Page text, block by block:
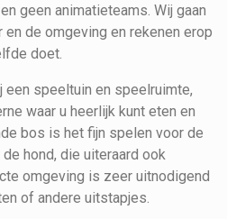
geen animatieteams. Wij gaan
de omgeving en rekenen erop
doet.
een speeltuin en speelruimte,
waar u heerlijk kunt eten en
bos is het fijn spelen voor de
hond, die uiteraard ook
omgeving is zeer uitnodigend
of andere uitstapjes.